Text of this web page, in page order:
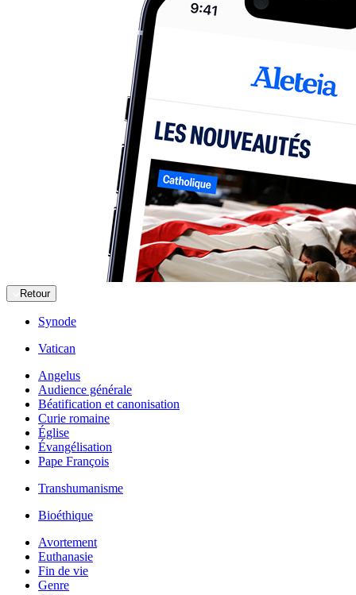
Retour
Synode
Vatican
Angelus
Audience générale
Béatification et canonisation
Curie romaine
Église
Évangélisation
Pape François
Transhumanisme
Bioéthique
Avortement
Euthanasie
Fin de vie
Genre